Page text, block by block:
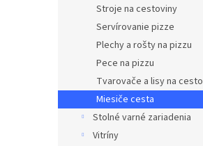
Stroje na cestoviny
Servírovanie pizze
Plechy a rošty na pizzu
Pece na pizzu
Tvarovače a lisy na cesto
Miesiče cesta
Stolné varné zariadenia
Vitríny